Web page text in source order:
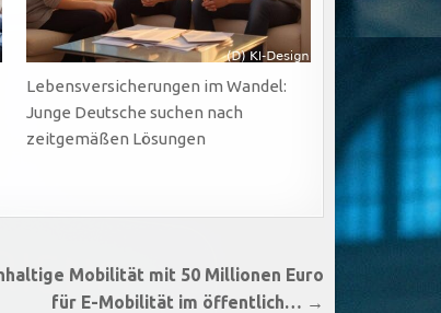
Lebensversicherungen im Wandel:
Junge Deutsche suchen nach
zeitgemäßen Lösungen
Mobilität mit 50 Millionen Euro
für E-Mobilität im öffentlich… →